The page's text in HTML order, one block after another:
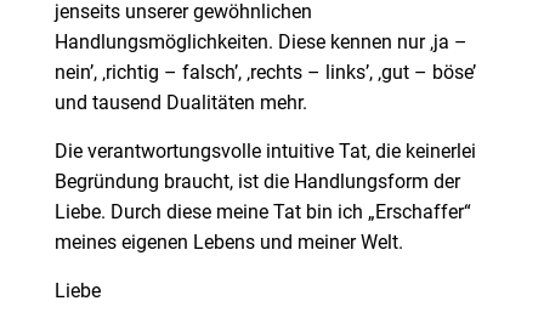
jenseits unserer gewöhnlichen
Handlungsmöglichkeiten. Diese kennen nur ‚ja –
nein’, ‚richtig – falsch’, ‚rechts – links’, ‚gut – böse’
und tausend Dualitäten mehr.
Die verantwortungsvolle intuitive Tat, die keinerlei
Begründung braucht, ist die Handlungsform der
Liebe. Durch diese meine Tat bin ich „Erschaffer“
meines eigenen Lebens und meiner Welt.
Liebe